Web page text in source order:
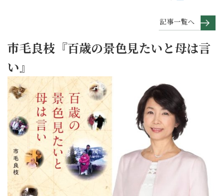
記事一覧へ
市毛良枝『百歳の景色見たいと母は言
い』